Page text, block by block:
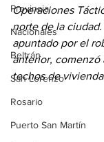
Provincia
Nacionales
Beltrán
San Lorenzo
Rosario
Puerto San Martín
Operaciones
norte de la
apuntado por el
anterior, comenzó
techos de